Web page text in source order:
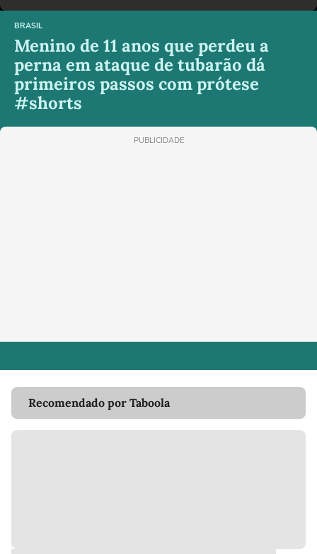
BRASIL
Menino de 11 anos que perdeu a
perna em ataque de tubarão dá
primeiros passos com prótese
#shorts
PUBLICIDADE
Recomendado por Taboola